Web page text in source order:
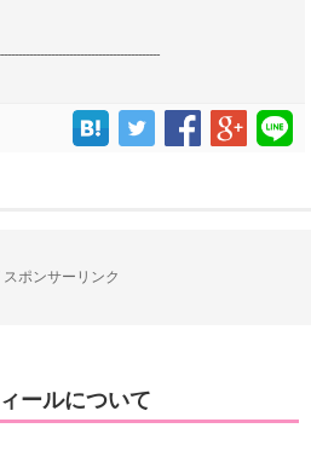
ポンサーリンク
ールについて